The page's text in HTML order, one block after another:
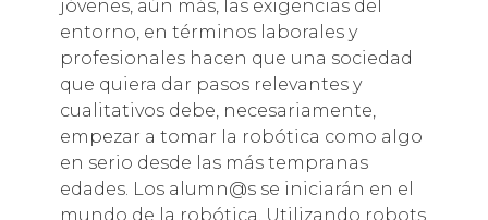
jóvenes, aún más, las exigencias del
entorno, en términos laborales y
profesionales hacen que una sociedad
que quiera dar pasos relevantes y
cualitativos debe, necesariamente,
empezar a tomar la robótica como algo
en serio desde las más tempranas
edades. Los alumn@s se iniciarán en el
mundo de la robótica. Utilizando robots